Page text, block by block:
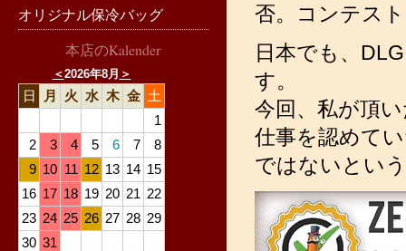
オリジナル保冷バッグ
本店のKalender
＜2026年8月 ＞
日 月 火 水 木 金 土
1
2
3 4 5 6 7
8
9 10 11 12 13 14 15
16 17 18 19 20 21 22
23 24 25 26 27 28 29
30 31
否。コンテス
日本でも、
す。
今回、私が頂
仕事を認めて
ではないとい